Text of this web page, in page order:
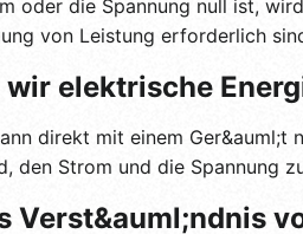
oder die Spannung null ist,
von Leistung erforderlich
wir elektrische
direkt mit einem Ger&auml;t
den Strom und die Spannung
Verst&auml;ndnis